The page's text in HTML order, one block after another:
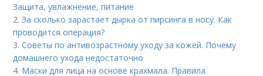
Защита, увлажнение, питание
2.За сколько зарастает дырка от пирсинга в носу. Как
проводится операция?
3.Советы по антивозрастному уходу за кожей. Почему
домашнего ухода недостаточно
4. Маски для лица на основе крахмала. Правила